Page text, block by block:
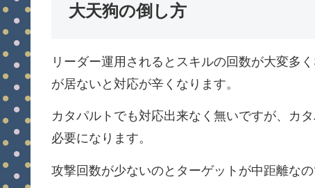
大天狗の倒し方
リーダー運用されるとスキルの回数が大変多
が居ないと対応が辛くなります。
カタパルトでも対応出来なく無いですが、カ
必要になります。
攻撃回数が少ないのとターゲットが中距離な